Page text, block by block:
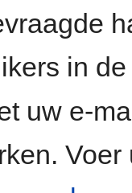
in
uw e-